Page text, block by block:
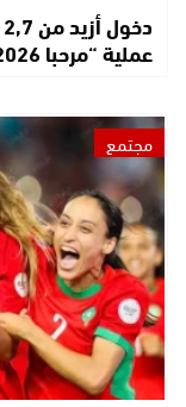
عملية “مرحبا 2026”
مجتمع